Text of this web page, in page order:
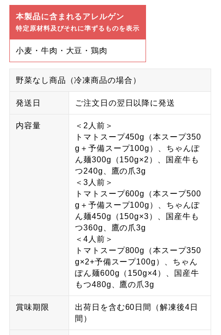
本製品に含まれるアレルゲン
特定原材料及びそれに準ずるものを表示
小麦・牛肉・大豆・鶏肉
野菜なし商品（冷凍商品の場合）
発送日 ご注文日の翌日以降に発送
内容量
＜2人前＞
トマトスープ450g（本スープ350
g＋予備スープ100g）、ちゃんぽ
ん麺300g（150g×2）、国産牛も
つ240g、鷹の爪3g
＜3人前＞
トマトスープ600g（本スープ500
g＋予備スープ100g）、ちゃんぽ
ん麺450g（150g×3）、国産牛も
つ360g、鷹の爪3g
＜4人前＞
トマトスープ800g（本スープ350
g×2+予備スープ100g）、ちゃん
ぽん麺600g（150g×4）、国産牛
もつ480g、鷹の爪3g
賞味期限
出荷日を含む60日間（解凍後4日
間）